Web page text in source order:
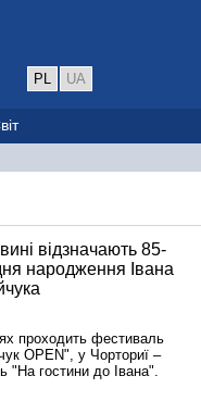
PL UA
відзначають 85-
народження Івана
проходить фестиваль
OPEN", у Чорториї –
"На гостини до Івана".